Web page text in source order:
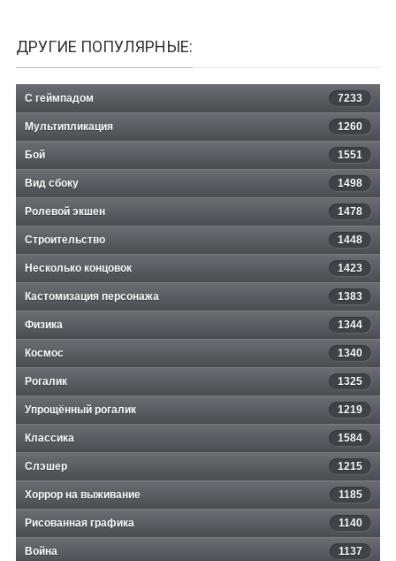
ДРУГИЕ ПОПУЛЯРНЫЕ:
С геймпадом 7233
Мультипликация 1260
Бой 1551
Вид сбоку 1498
Ролевой экшен 1478
Строительство 1448
Несколько концовок 1423
Кастомизация персонажа 1383
Физика 1344
Космос 1340
Рогалик 1325
Упрощённый рогалик 1219
Классика 1584
Слэшер 1215
Хоррор на выживание 1185
Рисованная графика 1140
Война 1137